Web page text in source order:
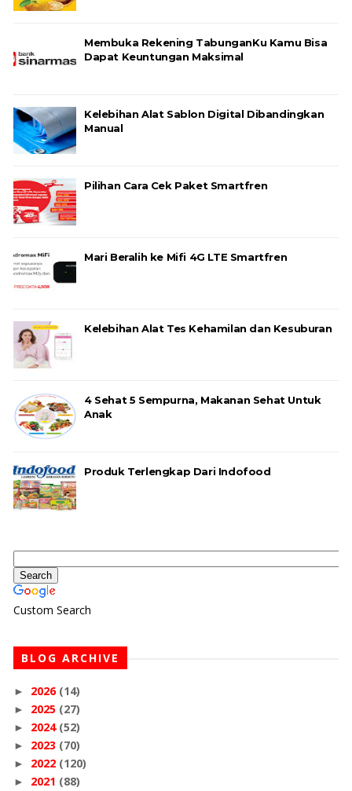
Membuka Rekening TabunganKu Kamu Bisa
Dapat Keuntungan Maksimal
Kelebihan Alat Sablon Digital Dibandingkan
Manual
Pilihan Cara Cek Paket Smartfren
Mari Beralih ke Mifi 4G LTE Smartfren
Kelebihan Alat Tes Kehamilan dan Kesuburan
4 Sehat 5 Sempurna, Makanan Sehat Untuk
Anak
Produk Terlengkap Dari Indofood
Custom Search
BLOG ARCHIVE
► 2026 (14)
► 2025 (27)
► 2024 (52)
► 2023 (70)
► 2022 (120)
► 2021 (88)